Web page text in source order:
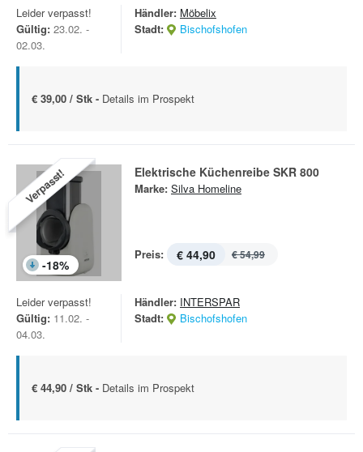
Leider verpasst!
Gültig: 23.02. -
02.03.
Händler: Möbelix
Stadt:
Bischofshofen
€ 39,00 / Stk - Details im Prospekt
Verpasst!
-18%
Elektrische Küchenreibe SKR 800
Marke: Silva Homeline
Preis: € 44,90 € 54,99
Leider verpasst!
Gültig: 11.02. -
04.03.
Händler: INTERSPAR
Stadt:
Bischofshofen
€ 44,90 / Stk - Details im Prospekt